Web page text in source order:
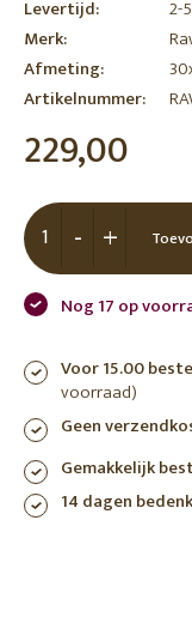
Levertijd:
2-
Merk:
Afmeting:
Artikelnummer:
229,00
+
-
Nog 17 op
Voor 15.00
voorraad)
Geen
Gemakkelijk
14 dagen